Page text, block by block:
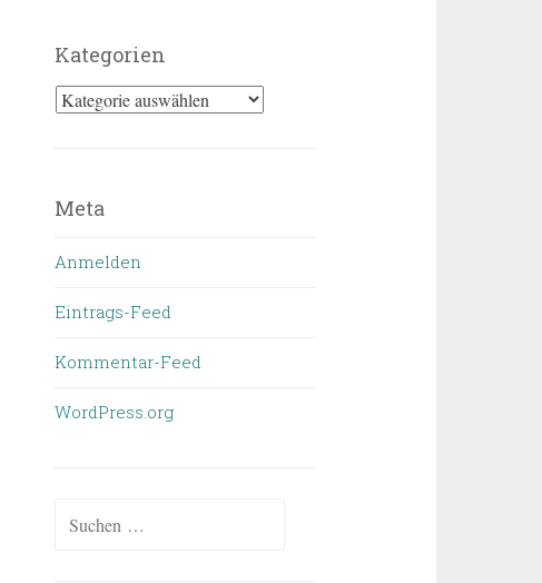
Kategorien
Kategorien
Meta
Anmelden
Eintrags-Feed
Kommentar-Feed
WordPress.org
Suchen